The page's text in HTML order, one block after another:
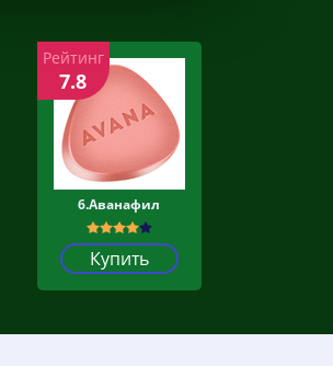
6.Аванафил
Купить
Рейтинг
7.8